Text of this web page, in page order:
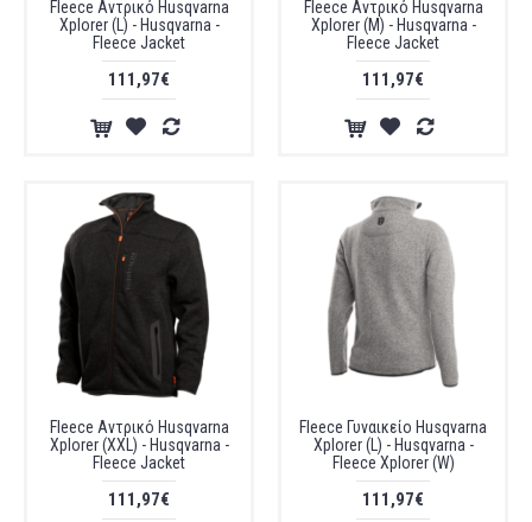
Fleece Αντρικό Husqvarna
Xplorer (L) - Husqvarna -
Fleece Jacket
111,97€
Fleece Αντρικό Husqvarna
Xplorer (M) - Husqvarna -
Fleece Jacket
111,97€
Fleece Αντρικό Husqvarna
Xplorer (XXL) - Husqvarna -
Fleece Jacket
111,97€
Fleece Γυναικείο Husqvarna
Xplorer (L) - Husqvarna -
Fleece Xplorer (W)
111,97€